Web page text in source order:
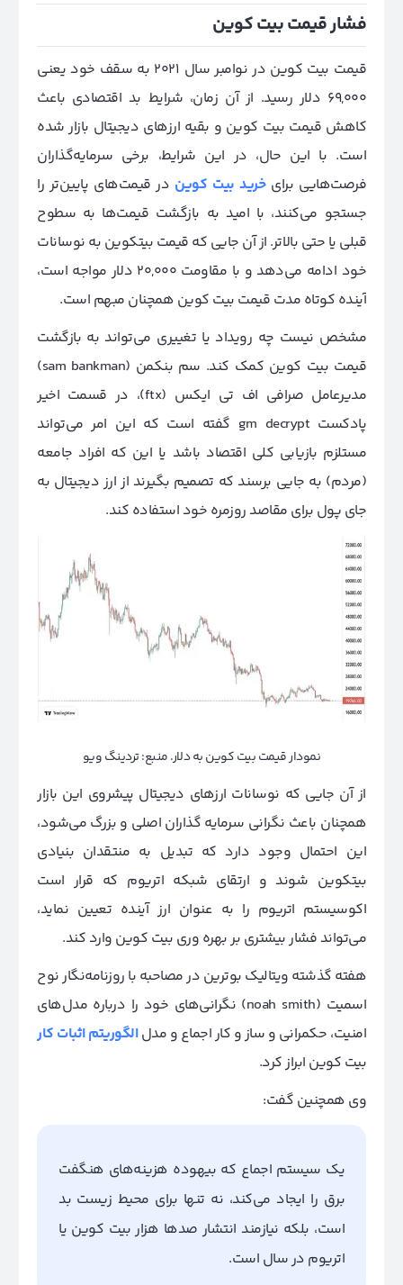
فشار قیمت بیت کوین
قیمت بیت کوین در نوامبر سال 2021 به سقف خود یعنی
69,000 دلار رسید. از آن زمان، شرایط بد اقتصادی باعث
کاهش قیمت بیت کوین و بقیه ارزهای دیجیتال بازار شده
است. با این حال، در این شرایط، برخی سرمایه‌گذاران
فرصت‌هایی برایخرید بیت کوین در قیمت‌های پایین‌تر را
جستجو می‌کنند، با امید به بازگشت قیمت‌ها به سطوح
قبلی یا حتی بالاتر. از آن جایی که قیمت بیتکوین به نوسانات
خود ادامه می‌دهد و با مقاومت 20,000 دلار مواجه است،
آینده کوتاه مدت قیمت بیت کوین همچنان مبهم است.
مشخص نیست چه رویداد یا تغییری می‌تواند به بازگشت
قیمت بیت کوین کمک کند. سم بنکمن (sam bankman)
مدیرعامل صرافی اف تی ایکس (ftx)، در قسمت اخیر
پادکست gm decrypt گفته است که این امر می‌تواند
مستلزم بازیابی کلی اقتصاد باشد یا این که افراد جامعه
(مردم) به جایی برسند که تصمیم بگیرند از ارز دیجیتال به
جای پول برای مقاصد روزمره خود استفاده کند.
نمودار قیمت بیت کوین به دلار. منبع: تردینگ ویو
از آن جایی که نوسانات ارزهای دیجیتال پیشروی این بازار
همچنان باعث نگرانی سرمایه گذاران اصلی و بزرگ می‌شود،
این احتمال وجود دارد که تبدیل به منتقدان بنیادی
بیتکوین شوند و ارتقای شبکه اتریوم که قرار است
اکوسیستم اتریوم را به عنوان ارز آینده تعیین نماید،
می‌تواند فشار بیشتری بر بهره وری بیت کوین وارد کند.
هفته گذشته ویتالیک بوترین در مصاحبه با روزنامه‌نگار نوح
اسمیت (noah smith) نگرانی‌های خود را درباره مدل‌های
امنیت، حکمرانی و ساز و کار اجماع و مدلالگوریتم اثبات کار
بیت کوین ابراز کرد.
وی همچنین گفت:
یک سیستم اجماع که بیهوده هزینه‌های هنگفت
برق را ایجاد می‌کند، نه تنها برای محیط زیست بد
است، بلکه نیازمند انتشار صدها هزار بیت کوین یا
اتریوم در سال است.